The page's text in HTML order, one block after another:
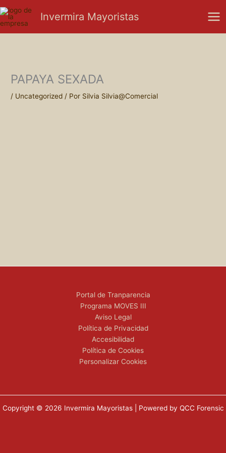
al
contenido
Invermira Mayoristas
PAPAYA SEXADA
/ Uncategorized / Por Silvia Silvia@Comercial
Portal de Tranparencia
Programa MOVES III
Aviso Legal
Política de Privacidad
Accesibilidad
Política de Cookies
Personalizar Cookies
Copyright © 2026 Invermira Mayoristas | Powered by QCC Forensic